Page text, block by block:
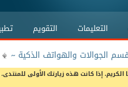
التعليمات التقويم
الجوالات والهواتف الذكية ~
الكريم، إذا كانت هذه زيارتك الأولى